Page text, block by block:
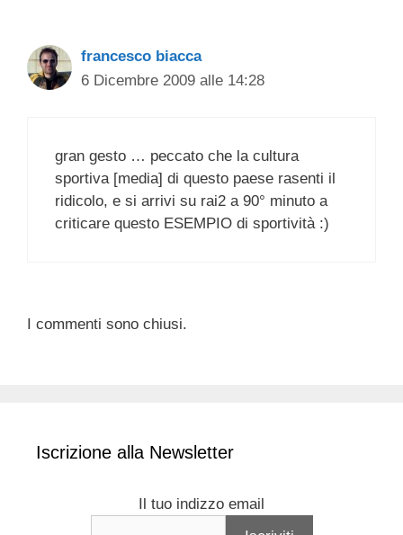
francesco biacca
6 Dicembre 2009 alle 14:28
gran gesto … peccato che la cultura
sportiva [media] di questo paese rasenti il
ridicolo, e si arrivi su rai2 a 90° minuto a
criticare questo ESEMPIO di sportività :)
I commenti sono chiusi.
Iscrizione alla Newsletter
Il tuo indizzo email